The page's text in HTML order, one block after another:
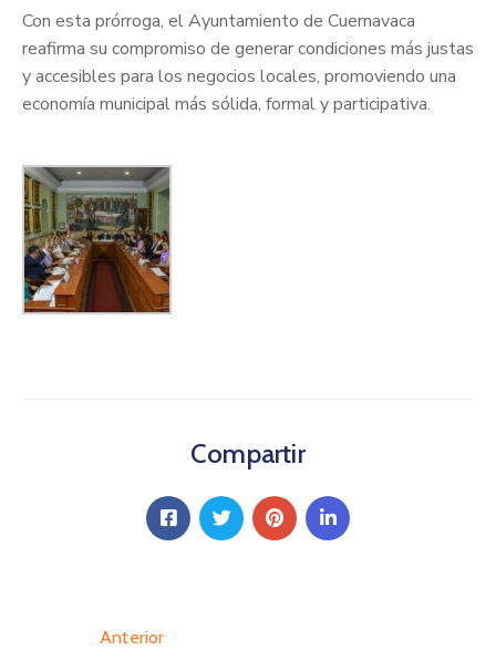
Con esta prórroga, el Ayuntamiento de Cuernavaca
reafirma su compromiso de generar condiciones más justas
y accesibles para los negocios locales, promoviendo una
economía municipal más sólida, formal y participativa.
Compartir
Anterior